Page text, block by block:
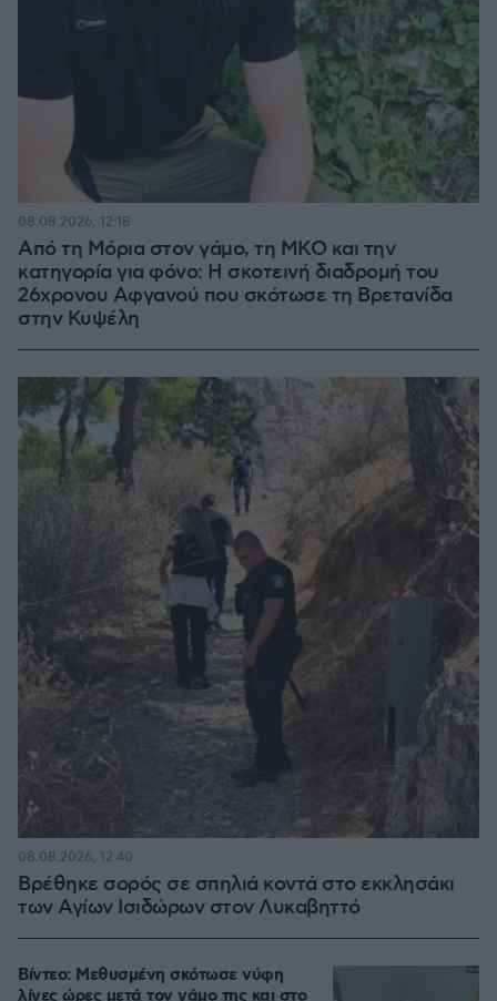
Από τη Μόρια στον γάμο, τη ΜΚΟ και την
κατηγορία για φόνο: Η σκοτεινή διαδρομή του
26χρονου Αφγανού που σκότωσε τη Βρετανίδα
στην Κυψέλη
08.08.2026, 12:18
Βρέθηκε σορός σε σπηλιά κοντά στο εκκλησάκι
των Αγίων Ισιδώρων στον Λυκαβηττό
08.08.2026, 12:40
Βίντεο: Μεθυσμένη σκότωσε νύφη
λίγες ώρες μετά τον γάμο της και στο